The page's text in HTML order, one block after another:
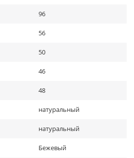
96
56
50
46
48
натуральный
натуральный
Бежевый